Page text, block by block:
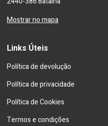
Mostrar no mapa
Links Úteis
Política de devolução
Política de privacidade
Política de Cookies
Termos e condições